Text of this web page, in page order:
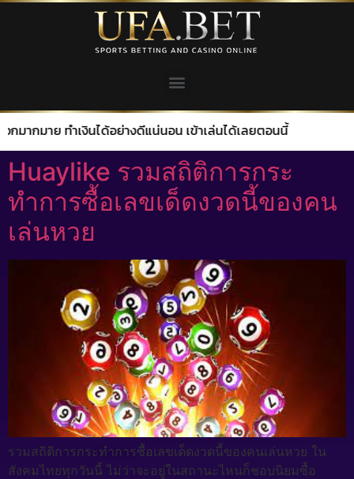
เงินได้อย่างดีแน่นอน เข้าเล่นได้เลยตอนนี้
Huaylike รวมสถิติการกระ
ทำการซื้อเลขเด็ดงวดนี้ของคน
เล่นหวย
รวมสถิติการกระทำการซื้อเลขเด็ดงวดนี้ของคนเล่นหวย ใน
สังคมไทยทุกวันนี้ ไม่ว่าจะอยู่ในสถานะไหนก็ชอบนิยมซื้อ